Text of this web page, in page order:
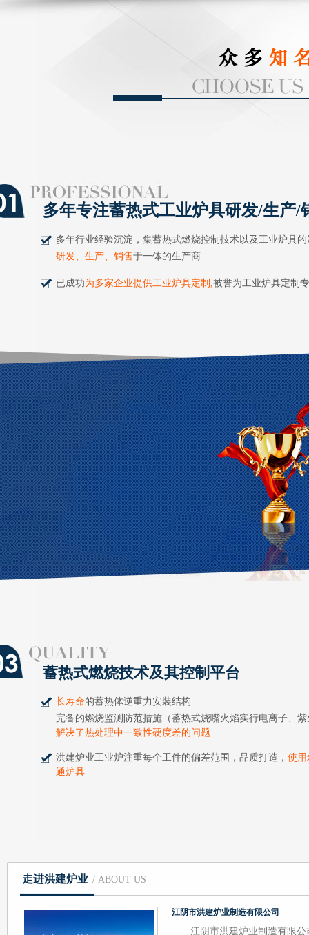
多年专注蓄热式工业炉具研发/生产/
多年行业经验沉淀，集蓄热式燃烧控制技术以及工业炉具的
研发、生产、销售于一体的生产商
已成功为多家企业提供工业炉具定制,被誉为工业炉具定制
蓄热式燃烧技术及其控制平台
长寿命的蓄热体逆重力安装结构
完备的燃烧监测防范措施（蓄热式烧嘴火焰实行电离子、
解决了热处理中一致性硬度差的问题
洪建炉业工业炉注重每个工件的偏差范围，品质打造， 使用
通炉具
走进洪建炉业 / ABOUT US
江阴市洪建炉业制造有限公司
江阴市洪建炉业制造有限